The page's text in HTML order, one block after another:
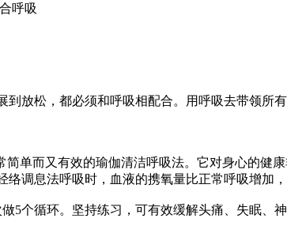
呼吸
放松，都必须和呼吸相配合。用呼吸去带领所
而又有效的瑜伽清洁呼吸法。它对身心的健
络调息法呼吸时，血液的携氧量比正常呼吸增加
个循环。坚持练习，可有效缓解头痛、失眠、